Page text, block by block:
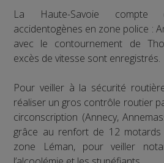
La Haute-Savoie
accidentogènes en zone police :
avec le contournement de
excès de vitesse sont enregistrés.
Pour veiller à la sécurité
réaliser un gros contrôle routier
circonscription (Annecy,
grâce au renfort de 12
zone Léman, pour veiller